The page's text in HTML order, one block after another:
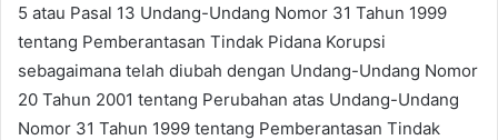
5 atau Pasal 13 Undang-Undang Nomor 31 Tahun 1999
tentang Pemberantasan Tindak Pidana Korupsi
sebagaimana telah diubah dengan Undang-Undang Nomor
20 Tahun 2001 tentang Perubahan atas Undang-Undang
Nomor 31 Tahun 1999 tentang Pemberantasan Tindak